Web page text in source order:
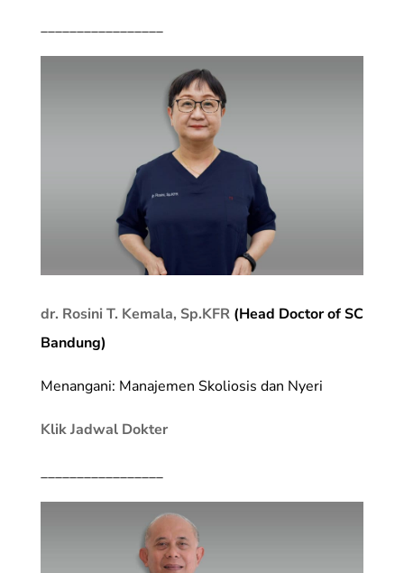
_________________
dr. Rosini T. Kemala, Sp.KFR(Head Doctor of SC
Bandung)
Menangani: Manajemen Skoliosis dan Nyeri
Klik Jadwal Dokter
_________________